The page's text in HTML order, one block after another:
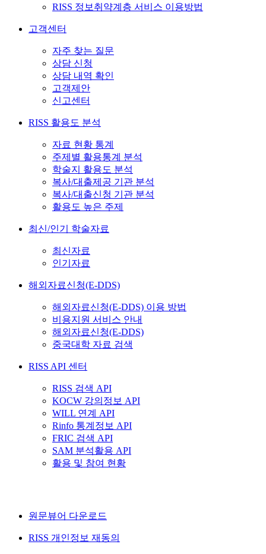
RISS 정보취약계층 서비스 이용방법
고객센터
자주 찾는 질문
상담 신청
상담 내역 확인
고객제안
신고센터
RISS 활용도 분석
자료 현황 통계
주제별 활용통계 분석
학술지 활용도 분석
복사/대출제공 기관 분석
복사/대출신청 기관 분석
활용도 높은 주제
최신/인기 학술자료
최신자료
인기자료
해외자료신청(E-DDS)
해외자료신청(E-DDS) 이용 방법
비용지원 서비스 안내
해외자료신청(E-DDS)
중국대학 자료 검색
RISS API 센터
RISS 검색 API
KOCW 강의정보 API
WILL 연계 API
Rinfo 통계정보 API
FRIC 검색 API
SAM 분석활용 API
활용 및 참여 현황
원문뷰어 다운로드
RISS 개인정보 재동의